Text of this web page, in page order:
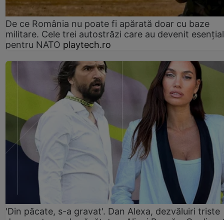
De ce România nu poate fi apărată doar cu baze
militare. Cele trei autostrăzi care au devenit
pentru NATO playtech.ro
'Din păcate, s-a gravat'. Dan Alexa, dezvăluiri triste